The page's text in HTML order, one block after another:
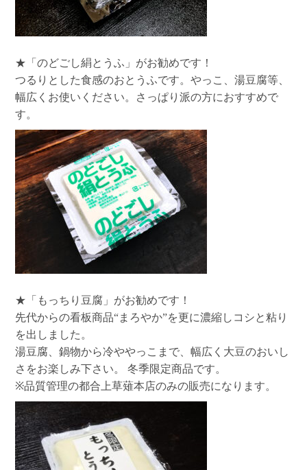
★ 「のどごし絹とうふ」 がお勧めです！
つるりとした食感のおとうふです。やっこ、湯豆腐等、
幅広くお使いください。さっぱり派の方におすすめで
す。
★ 「もっちり豆腐」 がお勧めです！
先代からの看板商品“まろやか”を更に濃縮しコシと粘り
を出しました。
湯豆腐、鍋物から冷ややっこまで、幅広く大豆のおいし
さをお楽しみ下さい。 冬季限定商品です。
※品質管理の都合上草薙本店のみの販売になります。